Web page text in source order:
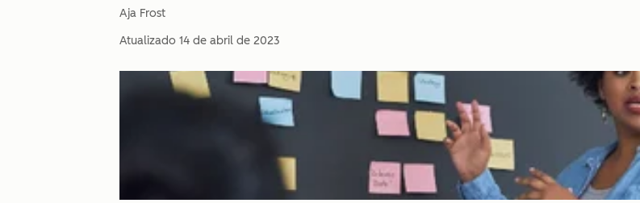
Aja Frost
Atualizado 14 de abril de 2023